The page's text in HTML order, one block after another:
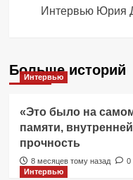
Интервью Юрия
Больше историй
Интервью
«Это было на
памяти,
прочность
8 месяцев тому назад
0
Интервью